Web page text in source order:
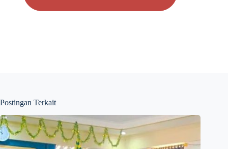
Postingan Terkait